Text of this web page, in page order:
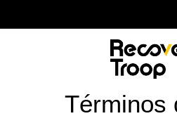
Términos